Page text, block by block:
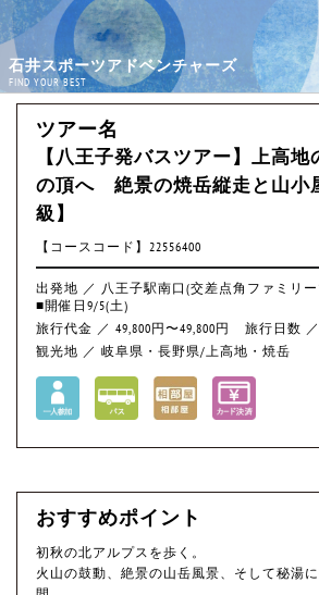
石井スポーツアドベンチャーズ
FIND YOUR BEST
ツアー名
【八王子発バスツアー】上高
の頂へ 絶景の焼岳縦走と山小
級】
【コースコード】22556400
出発地 ／ 八王子駅南口(交差点角ファミリ
■開催日9/5(土)
旅行代金 ／ 49,800円〜49,800円
旅行日数
観光地 ／ 岐阜県・長野県/上高地・焼岳
おすすめポイント
初秋の北アルプスを歩く。
火山の鼓動、絶景の山岳風景、そして秘湯